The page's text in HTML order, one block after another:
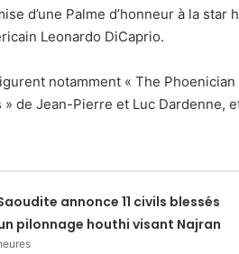
d’une Palme d’honneur à la
Leonardo DiCaprio.
notamment « The Phoenician
de Jean-Pierre et Luc Dardenne,
annonce 11 civils blessés
pilonnage houthi visant Najran